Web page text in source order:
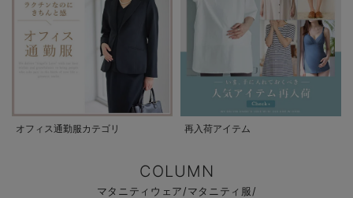
オフィス通勤服カテゴリ 再入荷アイテム
COLUMN
マタニティウェア/マタニティ服/